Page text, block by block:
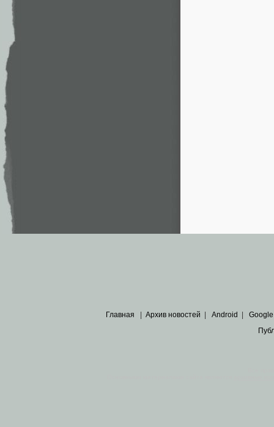
Главная Архив новостей Android Google